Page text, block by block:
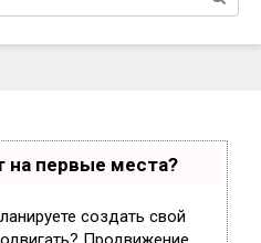
на первые места?
создать свой